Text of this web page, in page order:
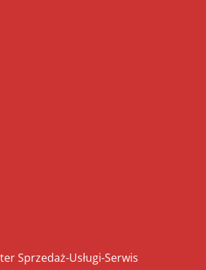
Sprzedaż-Usługi-Serwis